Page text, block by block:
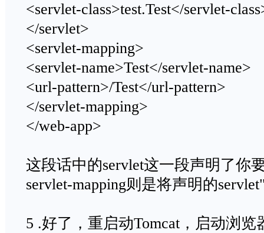
<servlet-class>test.Test</servlet-
</servlet>
<servlet-mapping>
<servlet-name>Test</servlet-name>
<url-pattern>/Test</url-pattern>
</servlet-mapping>
</web-app>
这段话中的servlet这一段声明了你
servlet-mapping则是将声明的
5 .好了，重启动Tomcat，启动浏览